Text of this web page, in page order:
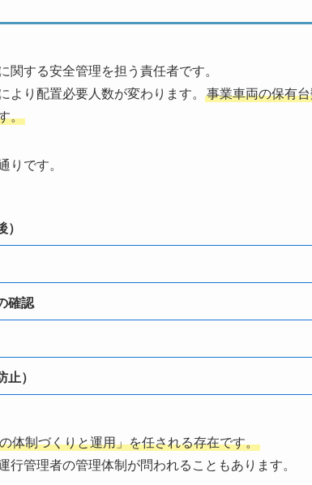
する安全管理を担う責任者です。
より配置必要人数が変わります。
事業車両の保有
。
りです。
確認
）
体制づくりと運用」を任される存在です。
行管理者の管理体制が問われることもあります。